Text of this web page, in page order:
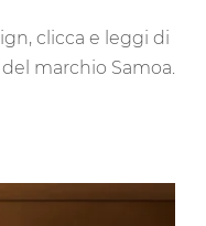
clicca e leggi di
marchio Samoa.